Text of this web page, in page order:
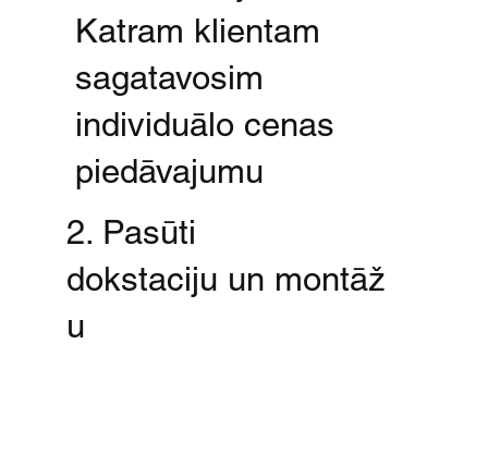
Katram klientam
sagatavosim
individuālo cenas
piedāvajumu
2. Pasūti
dokstaciju un montāž
u